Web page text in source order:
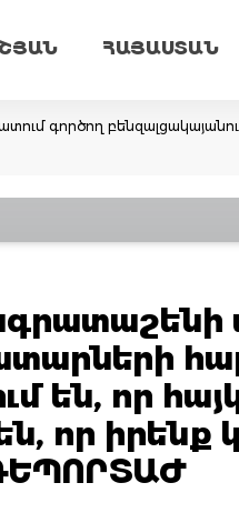
ՀԱՅԱՍՏԱՆ
գործող
են, որ
որ իրենք